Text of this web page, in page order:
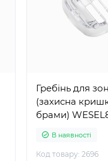
Гребінь для
(захисна
брами)
В наявності
Код товару: 2696